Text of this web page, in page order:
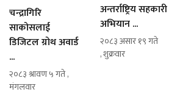
चन्द्रागिरि
साकोसलाई
डिजिटल ग्रोथ अवार्ड
...
२०८३ श्रावण ५ गते ,
मंगलवार
अन्तर्राष्ट्रिय सहकारी
अभियान ...
२०८३ असार १९ गते
, शुक्रवार